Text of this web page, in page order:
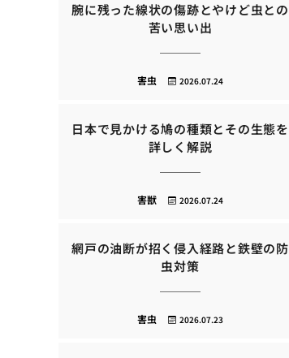
腕に残った線状の傷跡とやけど虫との
苦い思い出
2026.07.24
害虫
日本で見かける鳩の種類とその生態を
詳しく解説
2026.07.24
害獣
網戸の油断が招く侵入経路と鉄壁の防
虫対策
2026.07.23
害虫